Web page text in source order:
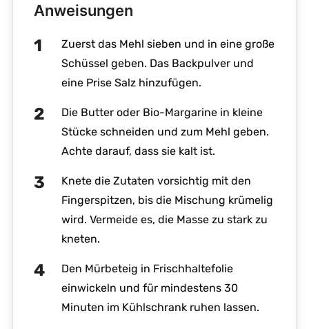
Anweisungen
Zuerst das Mehl sieben und in eine große
Schüssel geben. Das Backpulver und
eine Prise Salz hinzufügen.
Die Butter oder Bio-Margarine in kleine
Stücke schneiden und zum Mehl geben.
Achte darauf, dass sie kalt ist.
Knete die Zutaten vorsichtig mit den
Fingerspitzen, bis die Mischung krümelig
wird. Vermeide es, die Masse zu stark zu
kneten.
Den Mürbeteig in Frischhaltefolie
einwickeln und für mindestens 30
Minuten im Kühlschrank ruhen lassen.